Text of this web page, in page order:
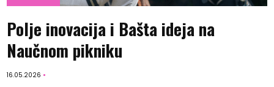
Polje inovacija i Bašta ideja na
Naučnom pikniku
16.05.2026